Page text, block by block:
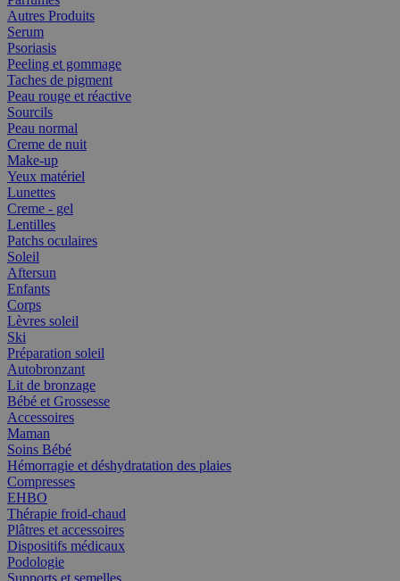
Autres Produits
Serum
Psoriasis
Peeling et gommage
Taches de pigment
Peau rouge et réactive
Sourcils
Peau normal
Creme de nuit
Make-up
Yeux matériel
Lunettes
Creme - gel
Lentilles
Patchs oculaires
Soleil
Aftersun
Enfants
Corps
Lèvres soleil
Ski
Préparation soleil
Autobronzant
Lit de bronzage
Bébé et Grossesse
Accessoires
Maman
Soins Bébé
Hémorragie et déshydratation des plaies
Compresses
EHBO
Thérapie froid-chaud
Plâtres et accessoires
Dispositifs médicaux
Podologie